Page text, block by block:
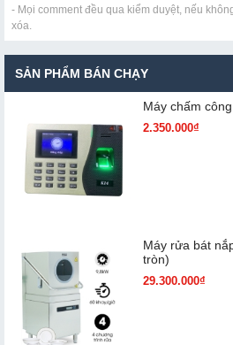
- Mọi comment đều qua kiểm duyệt, nếu
xóa.
SẢN PHẨM BÁN CHẠY
Máy chấm
2.350.000₫
Máy rửa bát
tròn)
29.300.000₫